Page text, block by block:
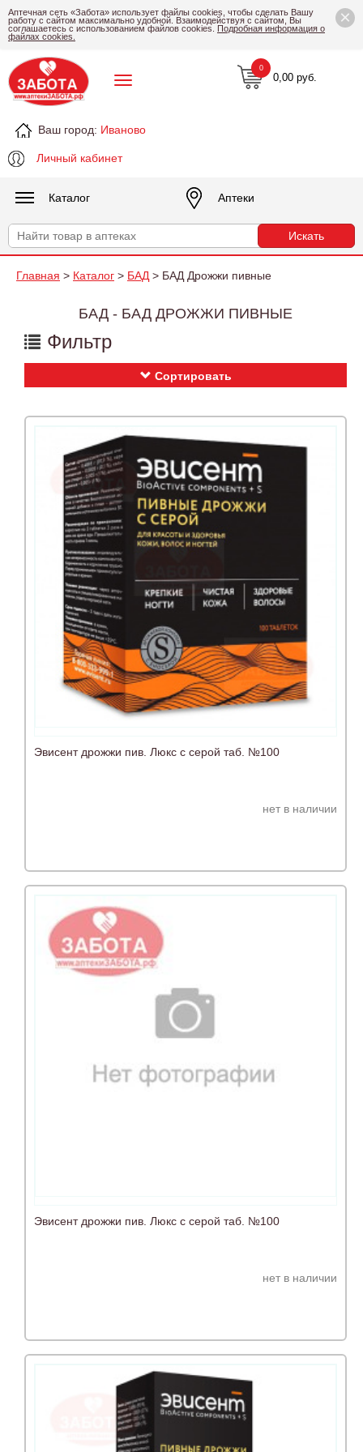
×
Аптечная сеть «Забота» использует файлы cookies, чтобы сделать Вашу
работу с сайтом максимально удобной. Взаимодействуя с сайтом, Вы
соглашаетесь с использованием файлов cookies. Подробная информация о
файлах cookies.
Ваш город: Иваново
Личный кабинет
0,00 руб.
0
Каталог Аптеки
Главная > Каталог > БАД > БАД Дрожжи пивные
БАД - БАД ДРОЖЖИ ПИВНЫЕ
Фильтр
Сортировать
Эвисент дрожжи пив. Люкс с серой таб. №100
нет в наличии
Эвисент дрожжи пив. Люкс с серой таб. №100
нет в наличии